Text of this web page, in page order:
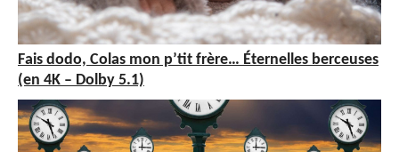
Fais dodo, Colas mon p’tit frère… Éternelles berceuses
(en 4K – Dolby 5.1)